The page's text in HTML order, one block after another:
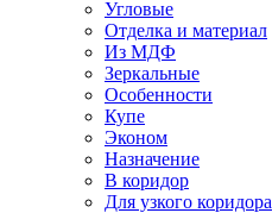
Угловые
Отделка и материал
Из МДФ
Зеркальные
Особенности
Купе
Эконом
Назначение
В коридор
Для узкого коридора